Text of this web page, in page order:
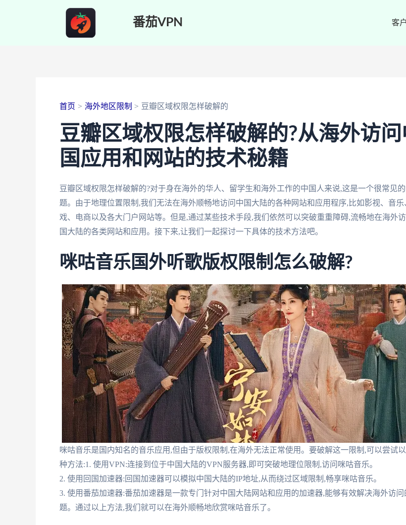
番茄VPN 客
首页 海外地区限制 豆瓣区域权限怎样破解的
豆瓣区域权限怎样破解的?从海外访问
国应用和网站的技术秘籍
豆瓣区域权限怎样破解的?对于身在海外的华人、留学生和海外工作的中国人来说,这是一个很常见的
题。由于地理位置限制,我们无法在海外顺畅地访问中国大陆的各种网站和应用程序,比如影视、音乐
戏、电商以及各大门户网站等。但是,通过某些技术手段,我们依然可以突破重重障碍,流畅地在海外
国大陆的各类网站和应用。接下来,让我们一起探讨一下具体的技术方法吧。
咪咕音乐国外听歌版权限制怎么破解?
咪咕音乐是国内知名的音乐应用,但由于版权限制,在海外无法正常使用。要破解这一限制,可以尝试
种方法:1. 使用VPN:连接到位于中国大陆的VPN服务器,即可突破地理位限制,访问咪咕音乐。
2. 使用回国加速器:回国加速器可以模拟中国大陆的IP地址,从而绕过区域限制,畅享咪咕音乐。
3. 使用番茄加速器:番茄加速器是一款专门针对中国大陆网站和应用的加速器,能够有效解决海外访问
题。通过以上方法,我们就可以在海外顺畅地欣赏咪咕音乐了。